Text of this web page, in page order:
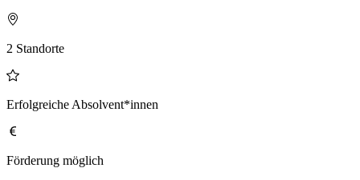
2 Standorte
Erfolgreiche Absolvent*innen
Förderung möglich